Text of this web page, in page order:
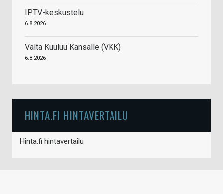
IPTV-keskustelu
6.8.2026
Valta Kuuluu Kansalle (VKK)
6.8.2026
HINTA.FI HINTAVERTAILU
Hinta.fi hintavertailu